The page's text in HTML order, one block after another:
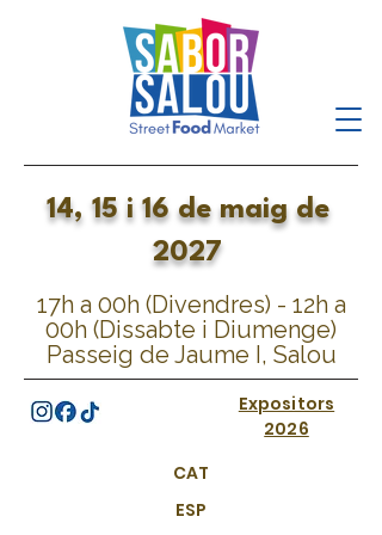
14, 15 i 16 de maig de
2027
17h a 00h (Divendres) - 12h a
00h (Dissabte i Diumenge)
Passeig de Jaume I, Salou
Expositors
2026
CAT
ESP